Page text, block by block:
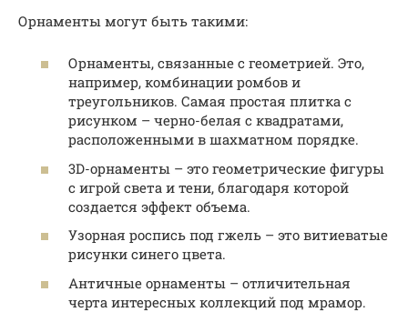
Орнаменты могут быть такими:
Орнаменты, связанные с геометрией. Это,
например, комбинации ромбов и
треугольников. Самая простая плитка с
рисунком – черно-белая с квадратами,
расположенными в шахматном порядке.
3D-орнаменты – это геометрические фигуры
с игрой света и тени, благодаря которой
создается эффект объема.
Узорная роспись под гжель – это витиеватые
рисунки синего цвета.
Античные орнаменты – отличительная
черта интересных коллекций под мрамор.